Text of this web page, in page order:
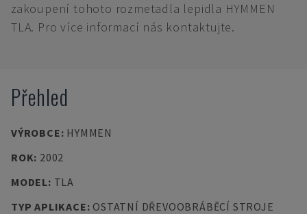
zakoupení tohoto rozmetadla lepidla HYMMEN
TLA. Pro více informací nás kontaktujte.
Přehled
VÝROBCE: HYMMEN
ROK: 2002
MODEL: TLA
TYP APLIKACE: OSTATNÍ DŘEVOOBRÁBĚCÍ STROJE